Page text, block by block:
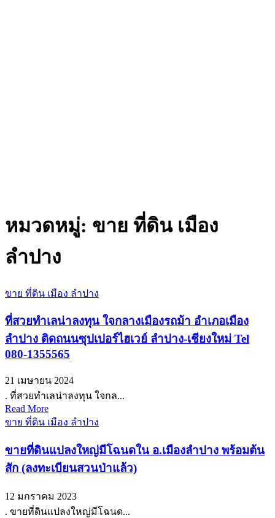
หมวดหมู่: ขาย ที่ดิน เมือง
ลำปาง
ขาย ที่ดิน เมือง ลำปาง
ที่สวยทำเลน่าลงทุน ใจกลางเมืองรถม้า อำเภอเมือง
ลำปาง ติดถนนซุปเปอร์ไฮเวย์ ลำปาง-เชียงใหม่ Tel
080-1355565
21 เมษายน 2024
. ที่สวยทำเลน่าลงทุน ใจกล...
Read More
ขาย ที่ดิน เมือง ลำปาง
ขายที่ดินแปลงใหญ่มีโฉนดใน อ.เมืองลำปาง พร้อมต้น
สัก (ลงทะเบียนสวนป่าแล้ว)
12 มกราคม 2023
. ขายที่ดินแปลงใหญ่มีโฉนด...